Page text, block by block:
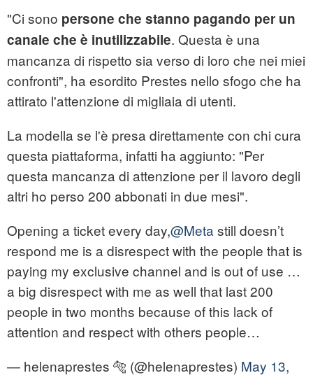
"Ci sono persone che stanno pagando per un
canale che è inutilizzabile. Questa è una
mancanza di rispetto sia verso di loro che nei miei
confronti", ha esordito Prestes nello sfogo che ha
attirato l'attenzione di migliaia di utenti.
La modella se l'è presa direttamente con chi cura
questa piattaforma, infatti ha aggiunto: "Per
questa mancanza di attenzione per il lavoro degli
altri ho perso 200 abbonati in due mesi".
Opening a ticket every day,@Meta still doesn’t
respond me is a disrespect with the people that is
paying my exclusive channel and is out of use …
a big disrespect with me as well that last 200
people in two months because of this lack of
attention and respect with others people…
— helenaprestes 🐅 (@helenaprestes) May 13,